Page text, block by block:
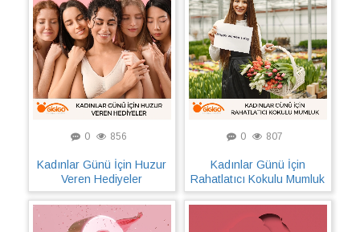
0 856
Kadınlar Günü İçin Huzur
Veren Hediyeler
0 807
Kadınlar Günü İçin
Rahatlatıcı Kokulu Mumluk